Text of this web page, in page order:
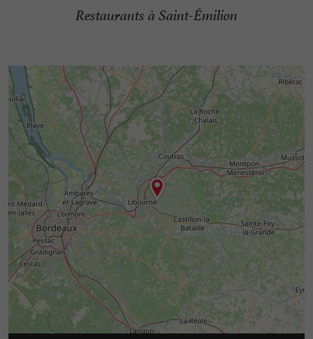
Restaurants à Saint-Émilion